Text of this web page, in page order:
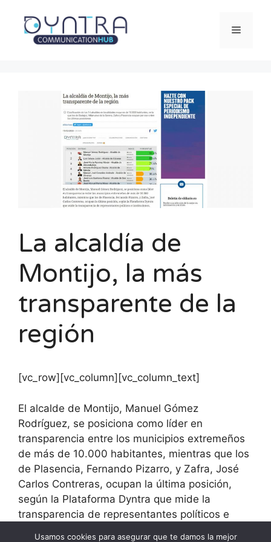
contenido
Menú
La alcaldía de
Montijo, la más
transparente de la
región
[vc_row][vc_column][vc_column_text]
El alcalde de Montijo, Manuel Gómez
Rodríguez, se posiciona como líder en
transparencia entre los municipios extremeños
de más de 10.000 habitantes, mientras que los
de Plasencia, Fernando Pizarro, y Zafra, José
Carlos Contreras, ocupan la última posición,
según la Plataforma Dyntra que mide la
transparencia de representantes políticos e
Usamos cookies para asegurar que te damos la mejor